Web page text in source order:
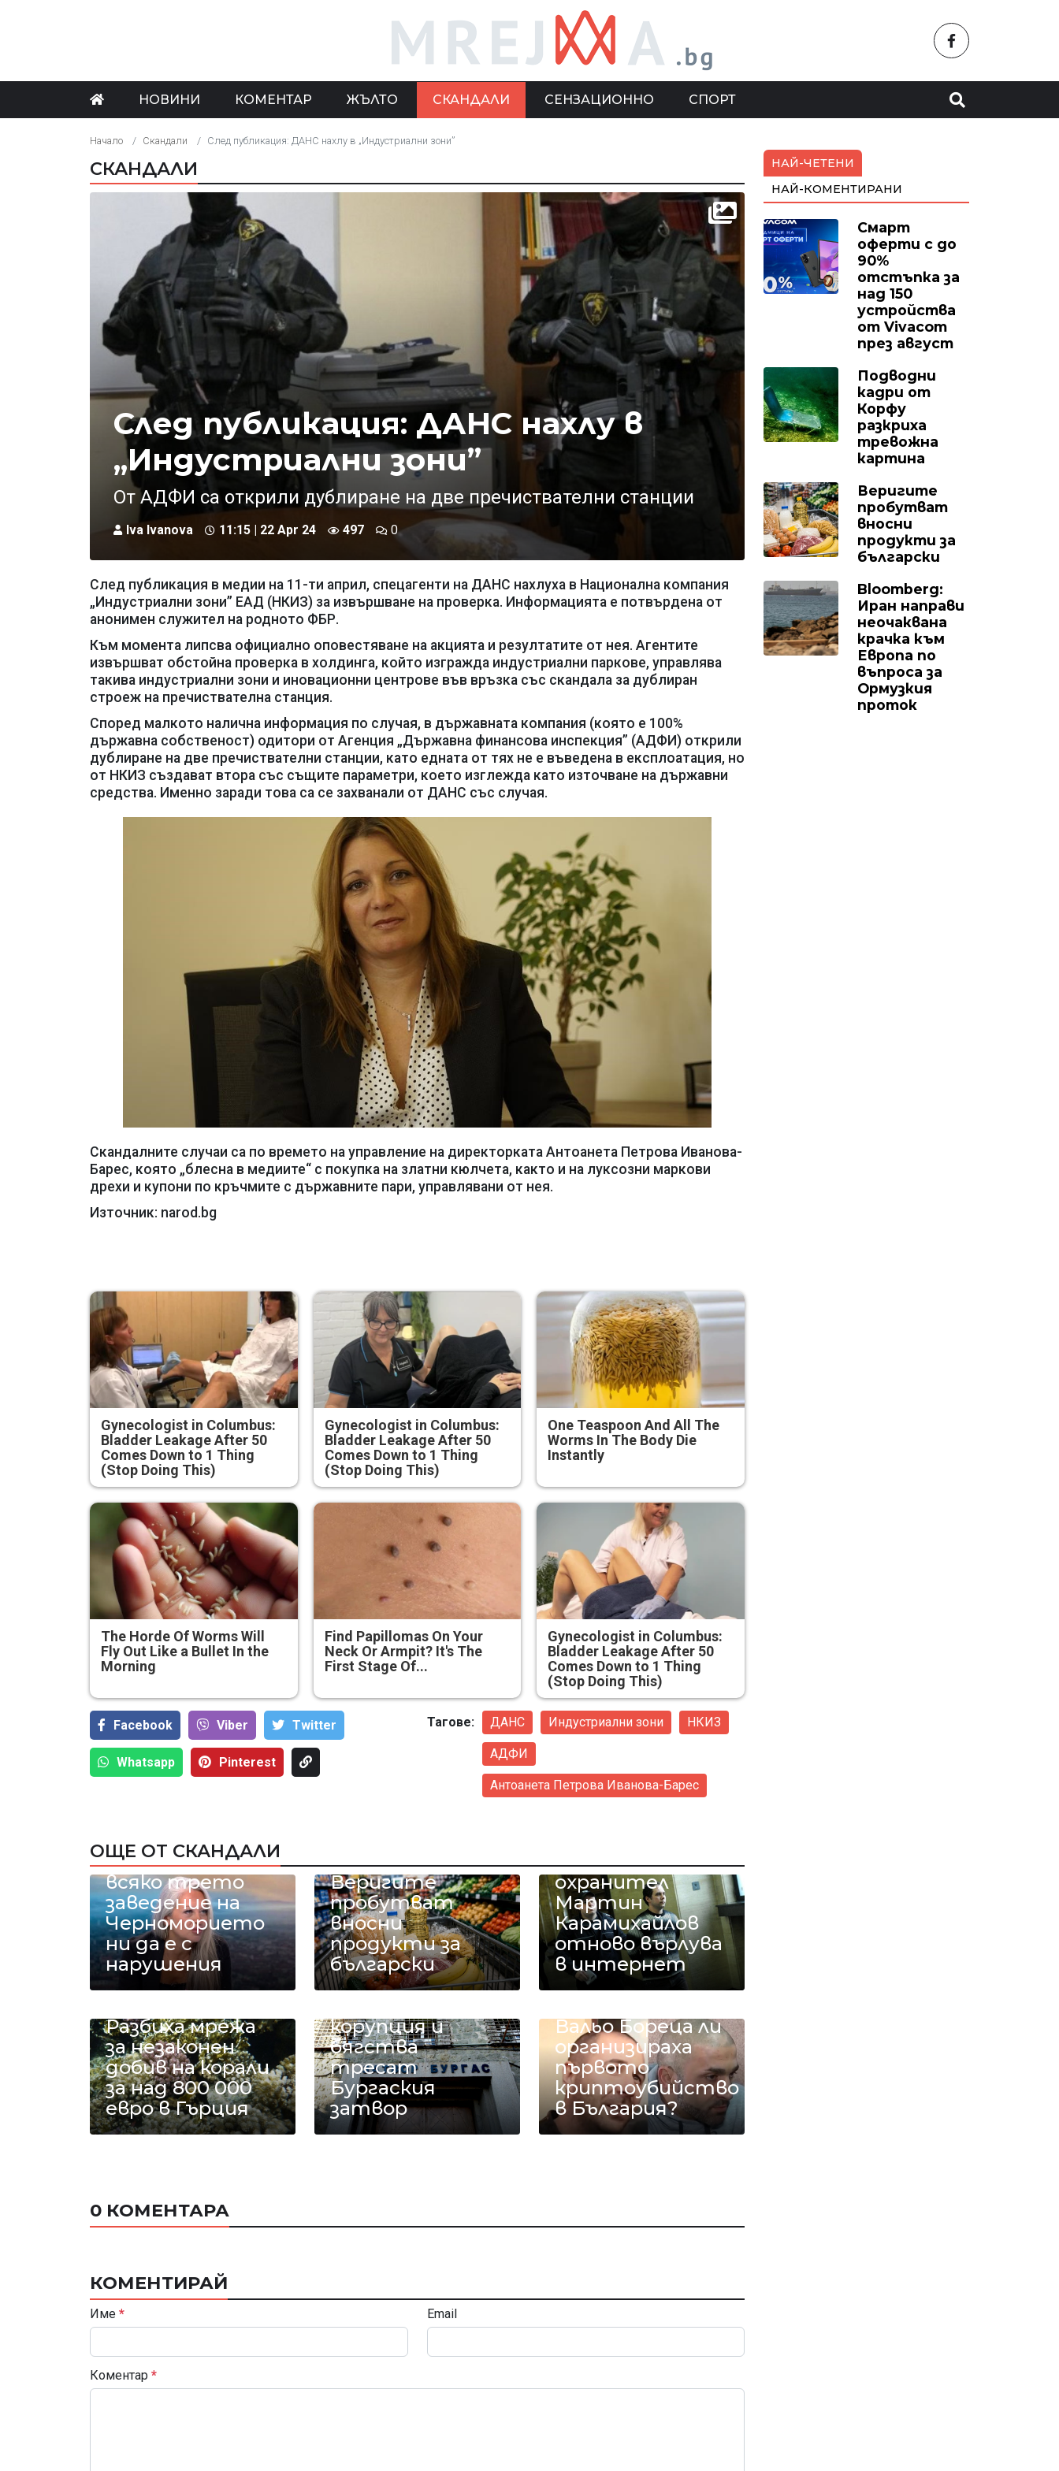
НОВИНИ КОМЕНТАР ЖЪЛТО СКАНДАЛИ СЕНЗАЦИОННО СПОРТ
Начало Скандали След публикация: ДАНС нахлу в „Индустриални зони”
СКАНДАЛИ
След публикация: ДАНС нахлу в
„Индустриални зони”
От АДФИ са открили дублиране на две пречиствателни станции
Iva Ivanova 11:15 | 22 Apr 24 497 0
След публикация в медии на 11-ти април, спецагенти на ДАНС нахлуха в Национална компания
„Индустриални зони” ЕАД (НКИЗ) за извършване на проверка. Информацията е потвърдена от
анонимен служител на родното ФБР.
Към момента липсва официално оповестяване на акцията и резултатите от нея. Агентите
извършват обстойна проверка в холдинга, който изгражда индустриални паркове, управлява
такива индустриални зони и иновационни центрове във връзка със скандала за дублиран
строеж на пречиствателна станция.
Според малкото налична информация по случая, в държавната компания (която е 100%
държавна собственост) одитори от Агенция „Държавна финансова инспекция” (АДФИ) открили
дублиране на две пречиствателни станции, като едната от тях не е въведена в експлоатация, но
от НКИЗ създават втора със същите параметри, което изглежда като източване на държавни
средства. Именно заради това са се захванали от ДАНС със случая.
Скандалните случаи са по времето на управление на директорката Антоанета Петрова Иванова-
Барес, която „блесна в медиите“ с покупка на златни кюлчета, както и на луксозни маркови
дрехи и купони по кръчмите с държавните пари, управлявани от нея.
Източник: narod.bg
Gynecologist in Columbus:
Bladder Leakage After 50
Comes Down to 1 Thing
(Stop Doing This)
Gynecologist in Columbus:
Bladder Leakage After 50
Comes Down to 1 Thing
(Stop Doing This)
One Teaspoon And All The
Worms In The Body Die
Instantly
The Horde Of Worms Will
Fly Out Like a Bullet In the
Morning
Find Papillomas On Your
Neck Or Armpit? It's The
First Stage Of...
Gynecologist in Columbus:
Bladder Leakage After 50
Comes Down to 1 Thing
(Stop Doing This)
Facebook Viber Тwitter
Whatsapp Pinterest
Тагове: ДАНС Индустриални зони НКИЗ
АДФИ
Антоанета Петрова Иванова-Барес
ОЩЕ ОТ СКАНДАЛИ
Анна Митова
тенденцията
приблизително
всяко трето
заведение на
Черноморието
ни да е с
нарушения
Веригите
пробутват
вносни
продукти за
български
Педофилът
охранител
Мартин
Карамихайлов
отново върлува
в интернет
Разбиха мрежа
за незаконен
добив на корали
за над 800 000
евро в Гърция
Смърт,
корупция и
бягства
тресат
Бургаския
затвор
Вальо Бореца ли
организираха
първото
криптоубийство
в България?
0 КОМЕНТАРА
КОМЕНТИРАЙ
Име * Email
Коментар *
НАЙ-ЧЕТЕНИ
НАЙ-КОМЕНТИРАНИ
Смарт
оферти с до
90%
отстъпка за
над 150
устройства
от Vivacom
през август
Подводни
кадри от
Корфу
разкриха
тревожна
картина
Веригите
пробутват
вносни
продукти за
български
Bloomberg:
Иран направи
неочаквана
крачка към
Европа по
въпроса за
Ормузкия
проток